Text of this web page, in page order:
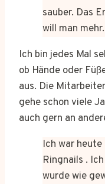
sauber. Das
will man mehr.
Ich bin jedes Mal
ob Hände oder
aus. Die
gehe schon viele
auch gern an
Ich war
Ringnails .
wurde wie